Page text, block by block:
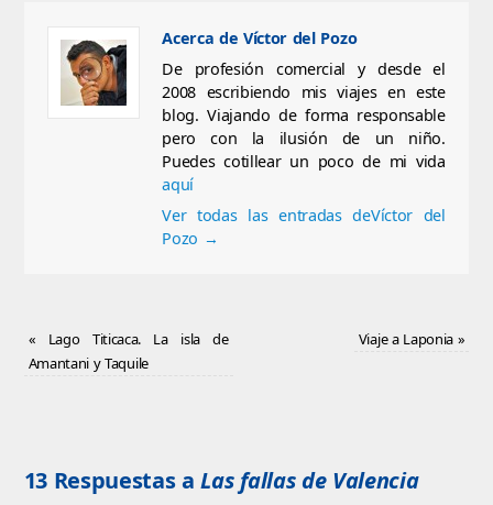
Acerca de Víctor del Pozo
De profesión comercial y desde el
2008 escribiendo mis viajes en este
blog. Viajando de forma responsable
pero con la ilusión de un niño.
Puedes cotillear un poco de mi vida
aquí
Ver todas las entradas deVíctor del
Pozo →
« Lago Titicaca. La isla de
Amantani y Taquile
Viaje a Laponia »
13 Respuestas aLas fallas de Valencia